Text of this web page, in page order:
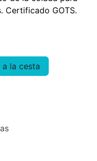
Certificado GOTS.
a la cesta